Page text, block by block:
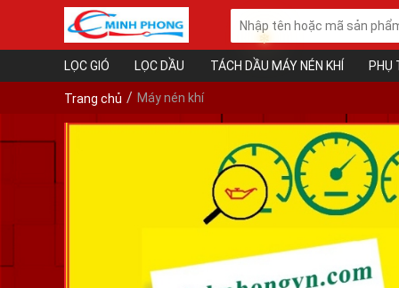
LỌC GIÓ LỌC DẦU TÁCH DẦU MÁY NÉN KHÍ PHỤ
Trang chủ Máy nén khí